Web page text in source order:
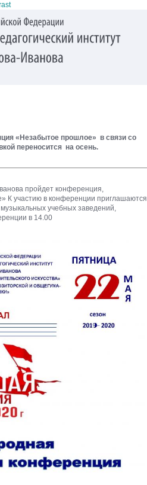
«Незабытое прошлое» в связи со
переносится на осень.
пройдет конференция,
К участию в конференции приглашаются
учебных заведений,
в 14.00